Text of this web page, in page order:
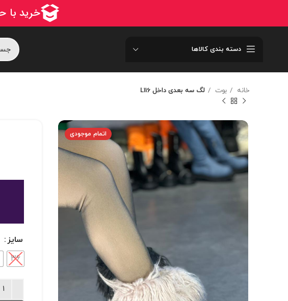
دسته بندی کالاها
خانه بوت لگ سه بعدی داخل L116
اتمام موجودی
سایز
36